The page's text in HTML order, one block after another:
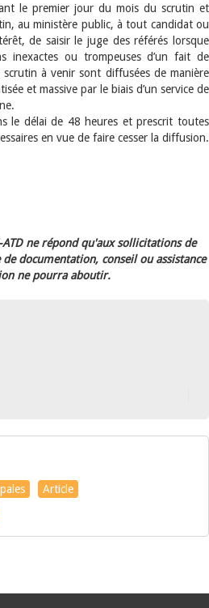
le premier jour du mois du scrutin et
au ministère public, à tout candidat ou
de saisir le juge des référés lorsque
inexactes ou trompeuses d’un fait de
à venir sont diffusées de manière
et massive par le biais d’un service de
le délai de 48 heures et prescrit toutes
en vue de faire cesser la diffusion.
ne répond qu'aux sollicitations de
documentation, conseil ou assistance
ne pourra aboutir.
Article